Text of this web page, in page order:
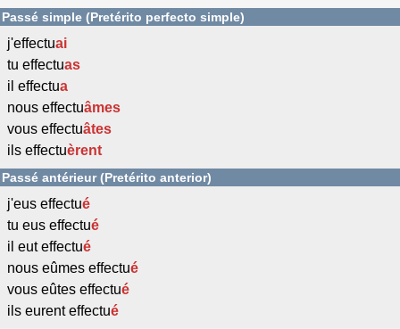
Passé simple (Pretérito perfecto simple)
j'effectuai
tu effectuas
il effectua
nous effectuâmes
vous effectuâtes
ils effectuèrent
Passé antérieur (Pretérito anterior)
j'eus effectué
tu eus effectué
il eut effectué
nous eûmes effectué
vous eûtes effectué
ils eurent effectué